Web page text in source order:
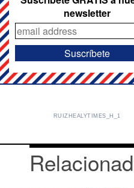
newsletter
RUIZHEALYTIMES_H_1